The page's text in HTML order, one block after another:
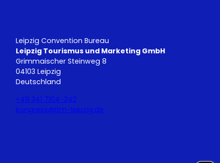
Leipzig Convention Bureau
Leipzig Tourismus und Marketing GmbH
Grimmaischer Steinweg 8
04103 Leipzig
Deutschland
+49 341 7104-242
kongress@ltm-leipzig.de